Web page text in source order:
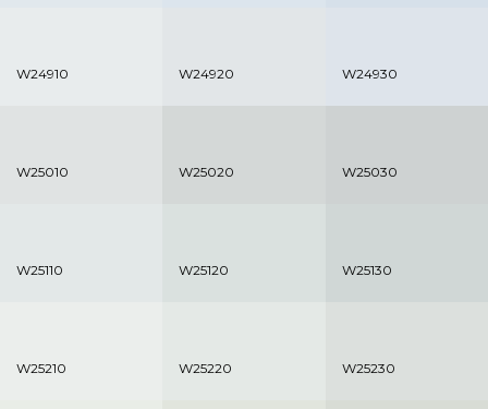
W24910 W24920 W24930
W25010 W25020 W25030
W25110 W25120 W25130
W25210 W25220 W25230